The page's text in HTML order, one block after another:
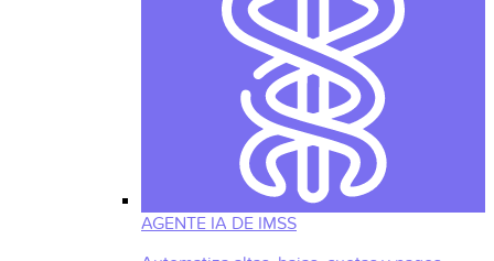
AGENTE IA DE IMSS